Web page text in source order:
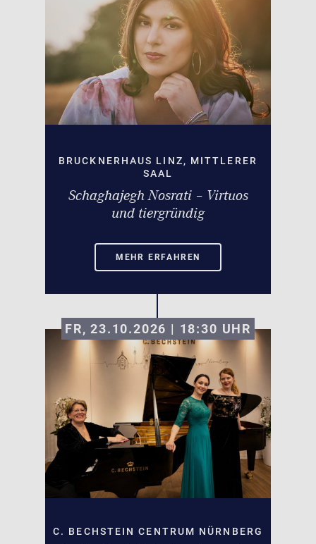
BRUCKNERHAUS LINZ, MITTLERER
SAAL
Schaghajegh Nosrati – Virtuos
und tiergründig
MEHR ERFAHREN
FR, 23.10.2026 | 18:30 UHR
C. BECHSTEIN CENTRUM NÜRNBERG